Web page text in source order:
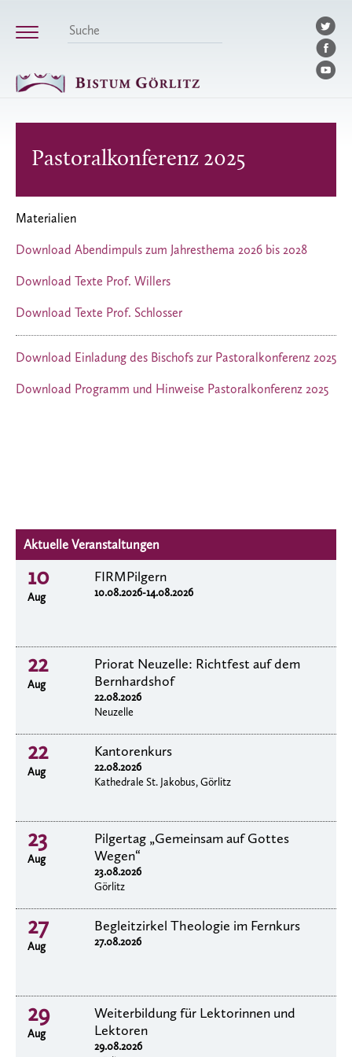
Pastoralkonferenz 2025
Materialien
Download Abendimpuls zum Jahresthema 2026 bis 2028
Download Texte Prof. Willers
Download Texte Prof. Schlosser
Download Einladung des Bischofs zur Pastoralkonferenz 2025
Download Programm und Hinweise Pastoralkonferenz 2025
Aktuelle Veranstaltungen
10
Aug
FIRMPilgern
10.08.2026-14.08.2026
22
Aug
Priorat Neuzelle: Richtfest auf dem
Bernhardshof
22.08.2026
Neuzelle
22
Aug
Kantorenkurs
22.08.2026
Kathedrale St. Jakobus, Görlitz
23
Aug
Pilgertag „Gemeinsam auf Gottes
Wegen“
23.08.2026
Görlitz
27
Aug
Begleitzirkel Theologie im Fernkurs
27.08.2026
29
Aug
Weiterbildung für Lektorinnen und
Lektoren
29.08.2026